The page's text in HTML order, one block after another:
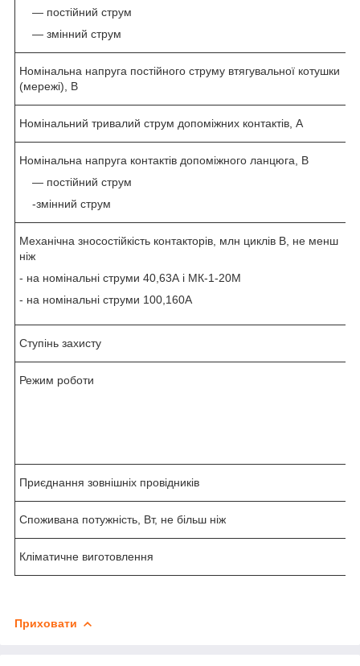
― постійний струм
— змінний струм
Номінальна напруга постійного струму втягувальної котушки
(мережі), В
Номінальний тривалий струм допоміжних контактів, А
Номінальна напруга контактів допоміжного ланцюга, В
― постійний струм
-змінний струм
Механічна зносостійкість контакторів, млн циклів В, не менш
ніж
- на номінальні струми 40,63А і МК-1-20М
- на номінальні струми 100,160А
Ступінь захисту
Режим роботи
Приєднання зовнішніх провідників
Споживана потужність, Вт, не більш ніж
Кліматичне виготовлення
Приховати